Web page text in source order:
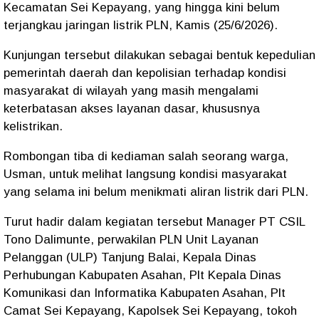
Kecamatan Sei Kepayang, yang hingga kini belum
terjangkau jaringan listrik PLN, Kamis (25/6/2026).
Kunjungan tersebut dilakukan sebagai bentuk kepedulian
pemerintah daerah dan kepolisian terhadap kondisi
masyarakat di wilayah yang masih mengalami
keterbatasan akses layanan dasar, khususnya
kelistrikan.
Rombongan tiba di kediaman salah seorang warga,
Usman, untuk melihat langsung kondisi masyarakat
yang selama ini belum menikmati aliran listrik dari PLN.
Turut hadir dalam kegiatan tersebut Manager PT CSIL
Tono Dalimunte, perwakilan PLN Unit Layanan
Pelanggan (ULP) Tanjung Balai, Kepala Dinas
Perhubungan Kabupaten Asahan, Plt Kepala Dinas
Komunikasi dan Informatika Kabupaten Asahan, Plt
Camat Sei Kepayang, Kapolsek Sei Kepayang, tokoh